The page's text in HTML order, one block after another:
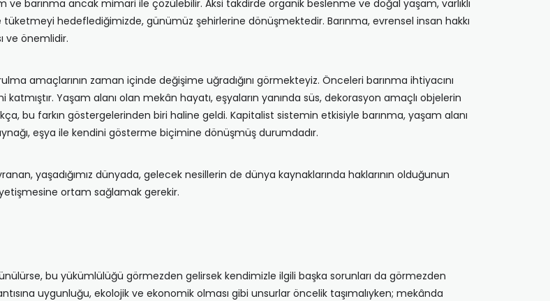
ve barınma ancak mimari ile çözülebilir. Aksi takdirde organik beslenme ve doğal yaşam, varlıklı
tüketmeyi hedeflediğimizde, günümüz şehirlerine dönüşmektedir. Barınma, evrensel insan hakkı
ve önemlidir.
amaçlarının zaman içinde değişime uğradığını görmekteyiz. Önceleri barınma ihtiyacını
Yaşam alanı olan mekân hayatı, eşyaların yanında süs, dekorasyon amaçlı objelerin
bu farkın göstergelerinden biri haline geldi. Kapitalist sistemin etkisiyle barınma, yaşam alanı
eşya ile kendini gösterme biçimine dönüşmüş durumdadır.
yaşadığımız dünyada, gelecek nesillerin de dünya kaynaklarında haklarının olduğunun
yetişmesine ortam sağlamak gerekir.
bu yükümlülüğü görmezden gelirsek kendimizle ilgili başka sorunları da görmezden
uygunluğu, ekolojik ve ekonomik olması gibi unsurlar öncelik taşımalıyken; mekânda